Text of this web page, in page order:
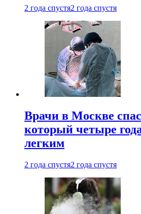
2 года спустя2 года спустя
Врачи в Москве
который четыре
легким
2 года спустя2 года спустя